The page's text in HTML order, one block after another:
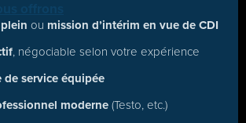
ou mission d’intérim en vue de CDI
, négociable selon votre expérience
service équipée
moderne (Testo, etc.)